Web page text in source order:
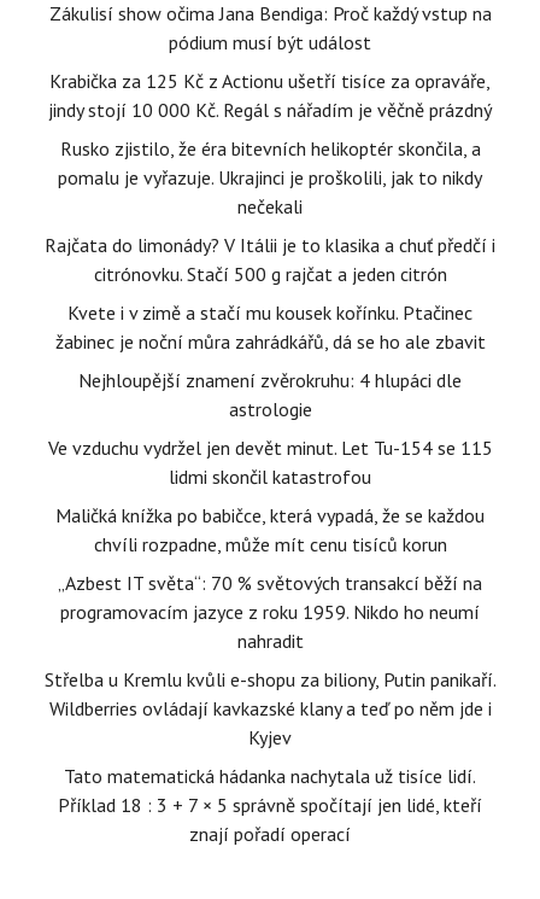
Zákulisí show očima Jana Bendiga: Proč každý vstup na
pódium musí být událost
Krabička za 125 Kč z Actionu ušetří tisíce za opraváře,
jindy stojí 10 000 Kč. Regál s nářadím je věčně prázdný
Rusko zjistilo, že éra bitevních helikoptér skončila, a
pomalu je vyřazuje. Ukrajinci je proškolili, jak to nikdy
nečekali
Rajčata do limonády? V Itálii je to klasika a chuť předčí i
citrónovku. Stačí 500 g rajčat a jeden citrón
Kvete i v zimě a stačí mu kousek kořínku. Ptačinec
žabinec je noční můra zahrádkářů, dá se ho ale zbavit
Nejhloupější znamení zvěrokruhu: 4 hlupáci dle
astrologie
Ve vzduchu vydržel jen devět minut. Let Tu-154 se 115
lidmi skončil katastrofou
Maličká knížka po babičce, která vypadá, že se každou
chvíli rozpadne, může mít cenu tisíců korun
„Azbest IT světa“: 70 % světových transakcí běží na
programovacím jazyce z roku 1959. Nikdo ho neumí
nahradit
Střelba u Kremlu kvůli e-shopu za biliony, Putin panikaří.
Wildberries ovládají kavkazské klany a teď po něm jde i
Kyjev
Tato matematická hádanka nachytala už tisíce lidí.
Příklad 18 : 3 + 7 × 5 správně spočítají jen lidé, kteří
znají pořadí operací